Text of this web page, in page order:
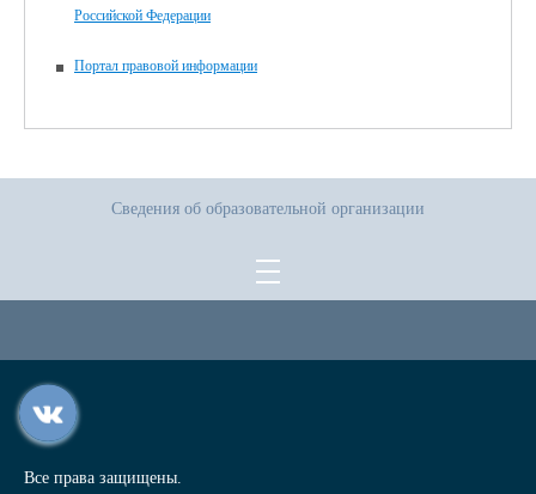
Российской Федерации
Портал правовой информации
Сведения об образовательной организации
Все права защищены.